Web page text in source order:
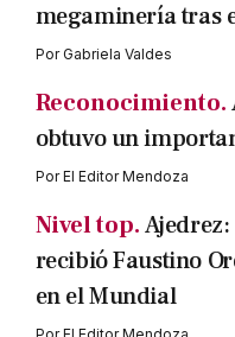
megaminería tras
PorGabriela Valdes
Reconocimiento.
obtuvo un
PorEl Editor Mendoza
Nivel top.
recibió Faustino
en el Mundial